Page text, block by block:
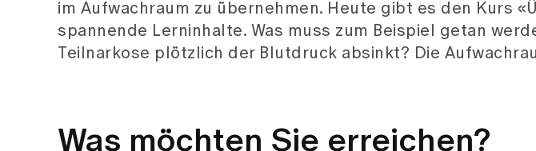
im Aufwachraum zu übernehmen. Heute gibt es den Kurs
spannende Lerninhalte. Was muss zum Beispiel getan
Teilnarkose plötzlich der Blutdruck absinkt? Die
Was möchten Sie erreichen?